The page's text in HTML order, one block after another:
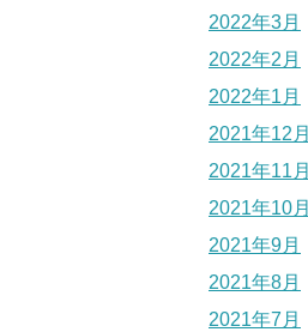
2022年3月
2022年2月
2022年1月
2021年12月
2021年11月
2021年10月
2021年9月
2021年8月
2021年7月